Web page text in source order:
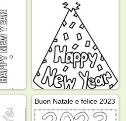
Buon Natale e felice 2023